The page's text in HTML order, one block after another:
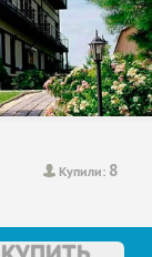
Купили: 8